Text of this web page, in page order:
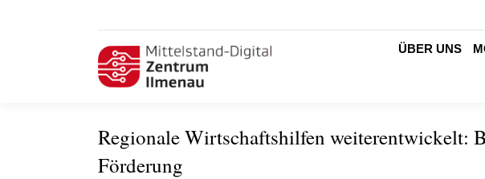
ÜBER UNS
Regionale Wirtschaftshilfen weiterentwickelt:
Förderung